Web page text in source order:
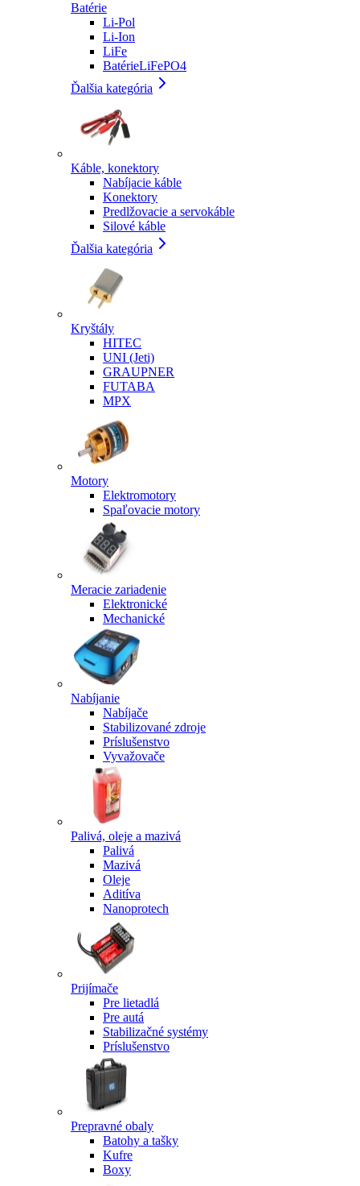
Batérie
Li-Pol
Li-Ion
LiFe
BatérieLiFePO4
Ďalšia kategória
Káble, konektory
Nabíjacie káble
Konektory
Predlžovacie a servokáble
Silové káble
Ďalšia kategória
Kryštály
HITEC
UNI (Jeti)
GRAUPNER
FUTABA
MPX
Motory
Elektromotory
Spaľovacie motory
Meracie zariadenie
Elektronické
Mechanické
Nabíjanie
Nabíjače
Stabilizované zdroje
Príslušenstvo
Vyvažovače
Palivá, oleje a mazivá
Palivá
Mazivá
Oleje
Aditíva
Nanoprotech
Prijímače
Pre lietadlá
Pre autá
Stabilizačné systémy
Príslušenstvo
Prepravné obaly
Batohy a tašky
Kufre
Boxy